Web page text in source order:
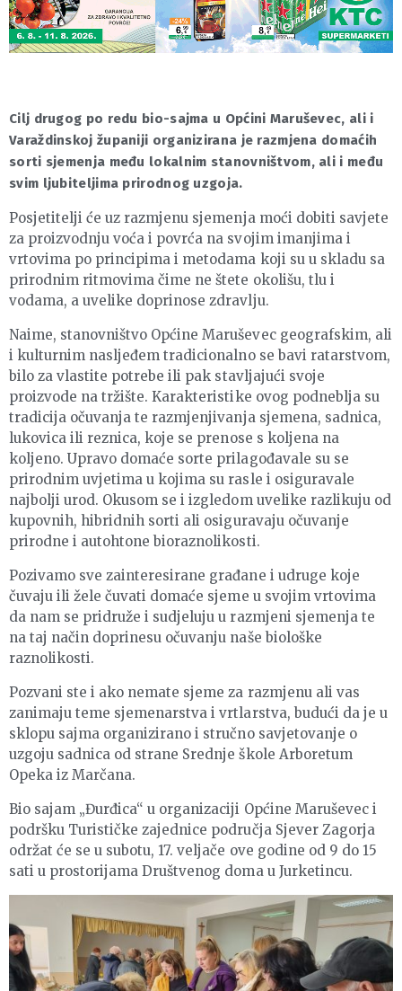
Cilj drugog po redu bio-sajma u Općini Maruševec, ali i
Varaždinskoj županiji organizirana je razmjena domaćih
sorti sjemenja među lokalnim stanovništvom, ali i među
svim ljubiteljima prirodnog uzgoja.
Posjetitelji će uz razmjenu sjemenja moći dobiti savjete
za proizvodnju voća i povrća na svojim imanjima i
vrtovima po principima i metodama koji su u skladu sa
prirodnim ritmovima čime ne štete okolišu, tlu i
vodama, a uvelike doprinose zdravlju.
Naime, stanovništvo Općine Maruševec geografskim, ali
i kulturnim nasljeđem tradicionalno se bavi ratarstvom,
bilo za vlastite potrebe ili pak stavljajući svoje
proizvode na tržište. Karakteristike ovog podneblja su
tradicija očuvanja te razmjenjivanja sjemena, sadnica,
lukovica ili reznica, koje se prenose s koljena na
koljeno. Upravo domaće sorte prilagođavale su se
prirodnim uvjetima u kojima su rasle i osiguravale
najbolji urod. Okusom se i izgledom uvelike razlikuju od
kupovnih, hibridnih sorti ali osiguravaju očuvanje
prirodne i autohtone bioraznolikosti.
Pozivamo sve zainteresirane građane i udruge koje
čuvaju ili žele čuvati domaće sjeme u svojim vrtovima
da nam se pridruže i sudjeluju u razmjeni sjemenja te
na taj način doprinesu očuvanju naše biološke
raznolikosti.
Pozvani ste i ako nemate sjeme za razmjenu ali vas
zanimaju teme sjemenarstva i vrtlarstva, budući da je u
sklopu sajma organizirano i stručno savjetovanje o
uzgoju sadnica od strane Srednje škole Arboretum
Opeka iz Marčana.
Bio sajam „Đurđica“ u organizaciji Općine Maruševec i
podršku Turističke zajednice područja Sjever Zagorja
održat će se u subotu, 17. veljače ove godine od 9 do 15
sati u prostorijama Društvenog doma u Jurketincu.